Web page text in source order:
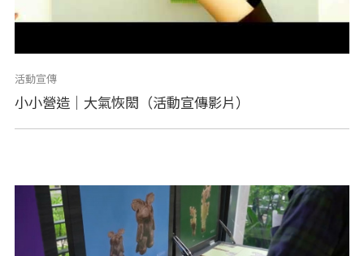
活動宣傳
小小營造｜大氣恢閎（活動宣傳影片）